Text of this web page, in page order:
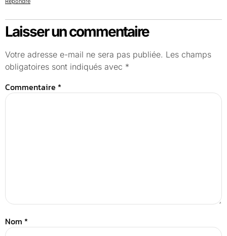
Laisser un commentaire
Votre adresse e-mail ne sera pas publiée. Les champs
obligatoires sont indiqués avec *
Commentaire *
Nom *